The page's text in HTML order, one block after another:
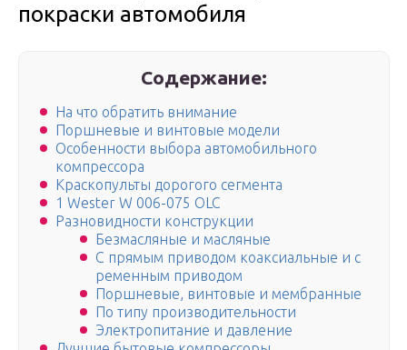
покраски автомобиля
Содержание:
На что обратить внимание
Поршневые и винтовые модели
Особенности выбора автомобильного
компрессора
Краскопульты дорогого сегмента
1 Wester W 006-075 OLC
Разновидности конструкции
Безмасляные и масляные
С прямым приводом коаксиальные и с
ременным приводом
Поршневые, винтовые и мембранные
По типу производительности
Электропитание и давление